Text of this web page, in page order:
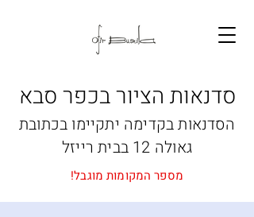
סדנאות הציור בכפר סבא
הסדנאות בקדימה יתקיימו בכתובת
גאולה 12 בבית רייזל
מספר המקומות מוגבל!